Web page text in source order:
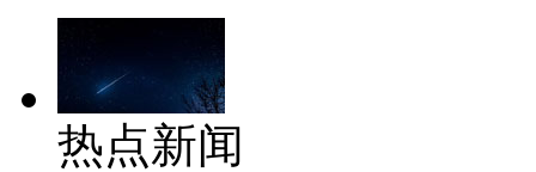
热点新闻